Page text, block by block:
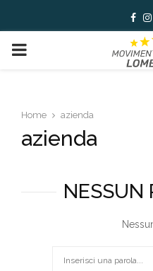
PRIMARY
Home azienda
azienda
NESSUN